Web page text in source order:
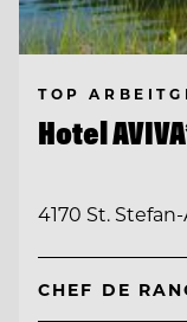
TOP
Hotel
4170 St.